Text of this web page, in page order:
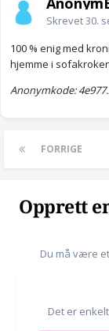
Skrevet30.
100 % enig med
hjemme i
Anonymkode:
FORRIGE
Opprett
Du må være
Det er